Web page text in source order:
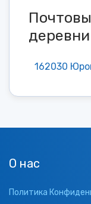
162030
О нас
Политика